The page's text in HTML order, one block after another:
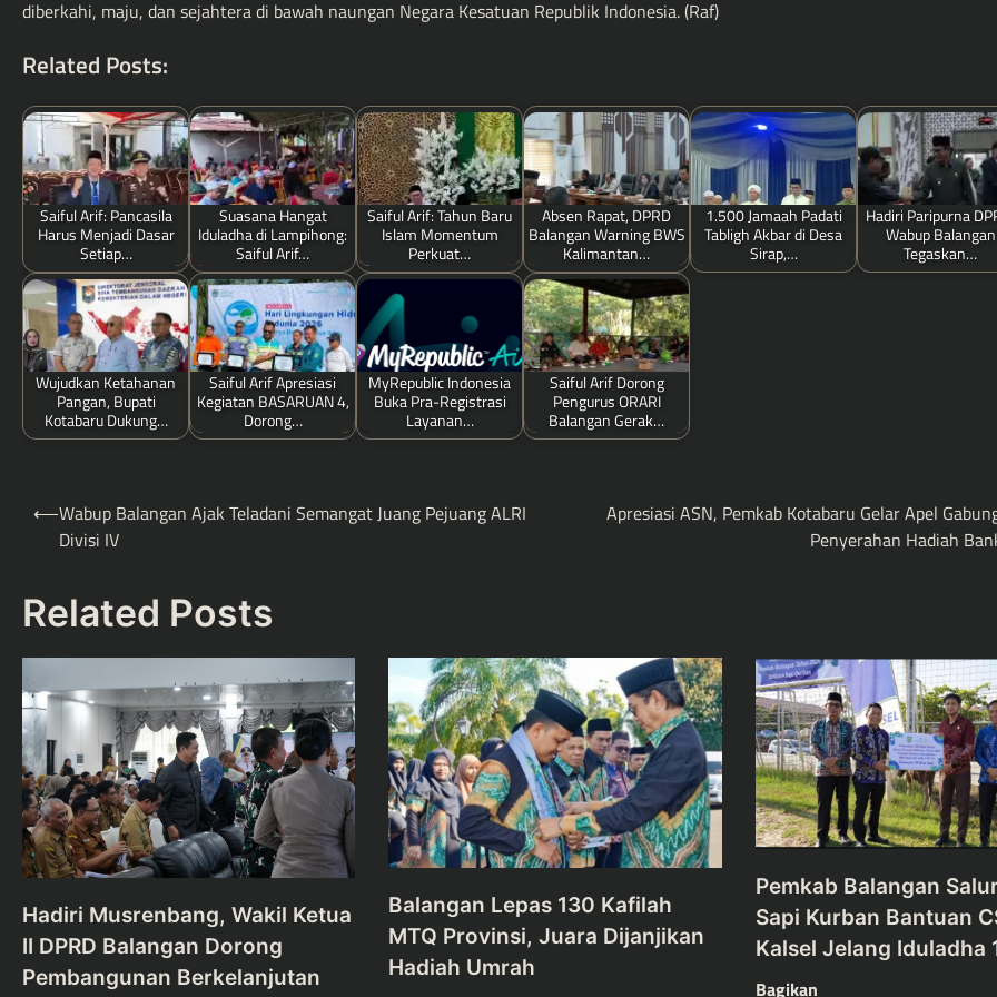
diberkahi, maju, dan sejahtera di bawah naungan Negara Kesatuan Republik Indonesia. (Raf)
Related Posts:
Saiful Arif: Pancasila
Harus Menjadi Dasar
Setiap…
Suasana Hangat
Iduladha di Lampihong:
Saiful Arif…
Saiful Arif: Tahun Baru
Islam Momentum
Perkuat…
Absen Rapat, DPRD
Balangan Warning BWS
Kalimantan…
1.500 Jamaah Padati
Tabligh Akbar di Desa
Sirap,…
Hadiri Paripurna
Wabup Balangan
Tegaskan…
Wujudkan Ketahanan
Pangan, Bupati
Kotabaru Dukung…
Saiful Arif Apresiasi
Kegiatan BASARUAN 4,
Dorong…
MyRepublic Indonesia
Buka Pra-Registrasi
Layanan…
Saiful Arif Dorong
Pengurus ORARI
Balangan Gerak…
Post
navigation
⟵Wabup Balangan Ajak Teladani Semangat Juang Pejuang ALRI
Divisi IV
Apresiasi ASN, Pemkab Kotabaru Gelar Apel
Penyerahan Hadiah
Related Posts
Hadiri Musrenbang, Wakil Ketua
II DPRD Balangan Dorong
Pembangunan Berkelanjutan
Balangan Lepas 130 Kafilah
MTQ Provinsi, Juara Dijanjikan
Hadiah Umrah
Pemkab Balangan
Sapi Kurban Bantuan
Kalsel Jelang Iduladha
Bagikan